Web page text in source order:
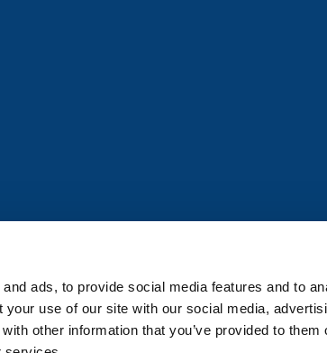
ads, to provide social media features and to
use of our site with our social media,
other information that you’ve provided to them